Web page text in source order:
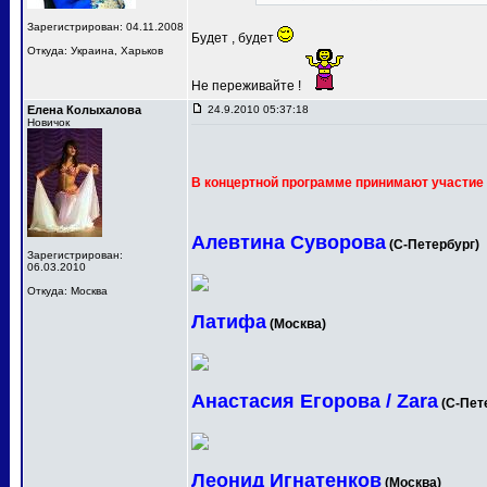
Зарегистрирован: 04.11.2008
Откуда: Украина, Харьков
Будет , будет
Не переживайте !
Елена Колыхалова
Новичок
Зарегистрирован:
06.03.2010
Откуда: Москва
24.9.2010 05:37:18
В концертной программе принимают участие
Алевтина Суворова (С-Петербург)
Латифа (Москва)
Анастасия Егорова / Zara (С-
Леонид Игнатенков (Москва)